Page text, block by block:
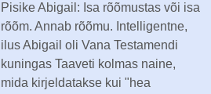
Pisike Abigail: Isa rõõmustas või isa
rõõm. Annab rõõmu. Intelligentne,
ilus Abigail oli Vana Testamendi
kuningas Taaveti kolmas naine,
mida kirjeldatakse kui "hea